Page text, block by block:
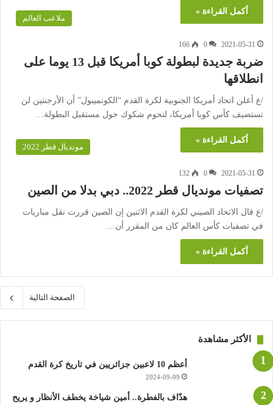
أكمل القراءة »
ملاعب العالم
2021-05-31
0
166
ضربة جديدة لبطولة كوبا أمريكا قبل 13 يوما على
انطلاقها
/ع أعلن اتحاد أمريكا الجنوبية لكرة القدم “الكونميبول” أن الأرجنتين لن
تستضيف كأس كوبا أمريكا، لتحوم شكوك حول مستقبل البطولة…
أكمل القراءة »
مونديال قطر 2022
2021-05-31
0
132
تصفيات مونديال قطر 2022.. دبي بدلا من الصين
/ع قال الاتحاد الصيني لكرة القدم الاثنين إن الصين قررت نقل مباريات
في تصفيات كأس العالم كان من المقرر أن…
أكمل القراءة »
الصفحة التالية
الأكثر مشاهدة
أعظم 10 لاعبين جزائريين في تاريخ كرة القدم
2024-09-09
هدّاف بالفطرة.. أمين شياخة يخطف الأنظار و يريح